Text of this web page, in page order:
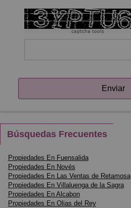
captcha tools
Enviar
Búsquedas Frecuentes
Propiedades En Fuensalida
Propiedades En Novés
Propiedades En Las Ventas de Retamosa
Propiedades En Villaluenga de la Sagra
Propiedades En Alcabon
Propiedades En Olias del Rey